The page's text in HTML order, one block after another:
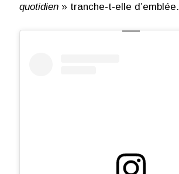
quotidien » tranche-t-elle d’emblée.